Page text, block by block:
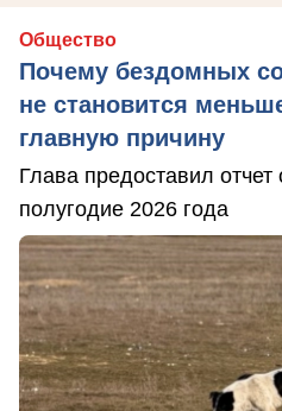
Общество
Почему бездомных
не становится
главную причину
Глава предоставил
полугодие 2026 года